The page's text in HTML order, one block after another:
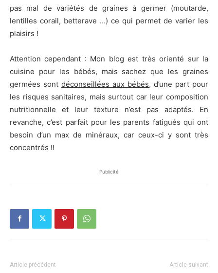
pas mal de variétés de graines à germer (moutarde,
lentilles corail, betterave …) ce qui permet de varier les
plaisirs !
Attention cependant : Mon blog est très orienté sur la
cuisine pour les bébés, mais sachez que les graines
germées sont déconseillées aux bébés, d’une part pour
les risques sanitaires, mais surtout car leur composition
nutritionnelle et leur texture n’est pas adaptés. En
revanche, c’est parfait pour les parents fatigués qui ont
besoin d’un max de minéraux, car ceux-ci y sont très
concentrés !!
Publicité
Article précédent Article suivant